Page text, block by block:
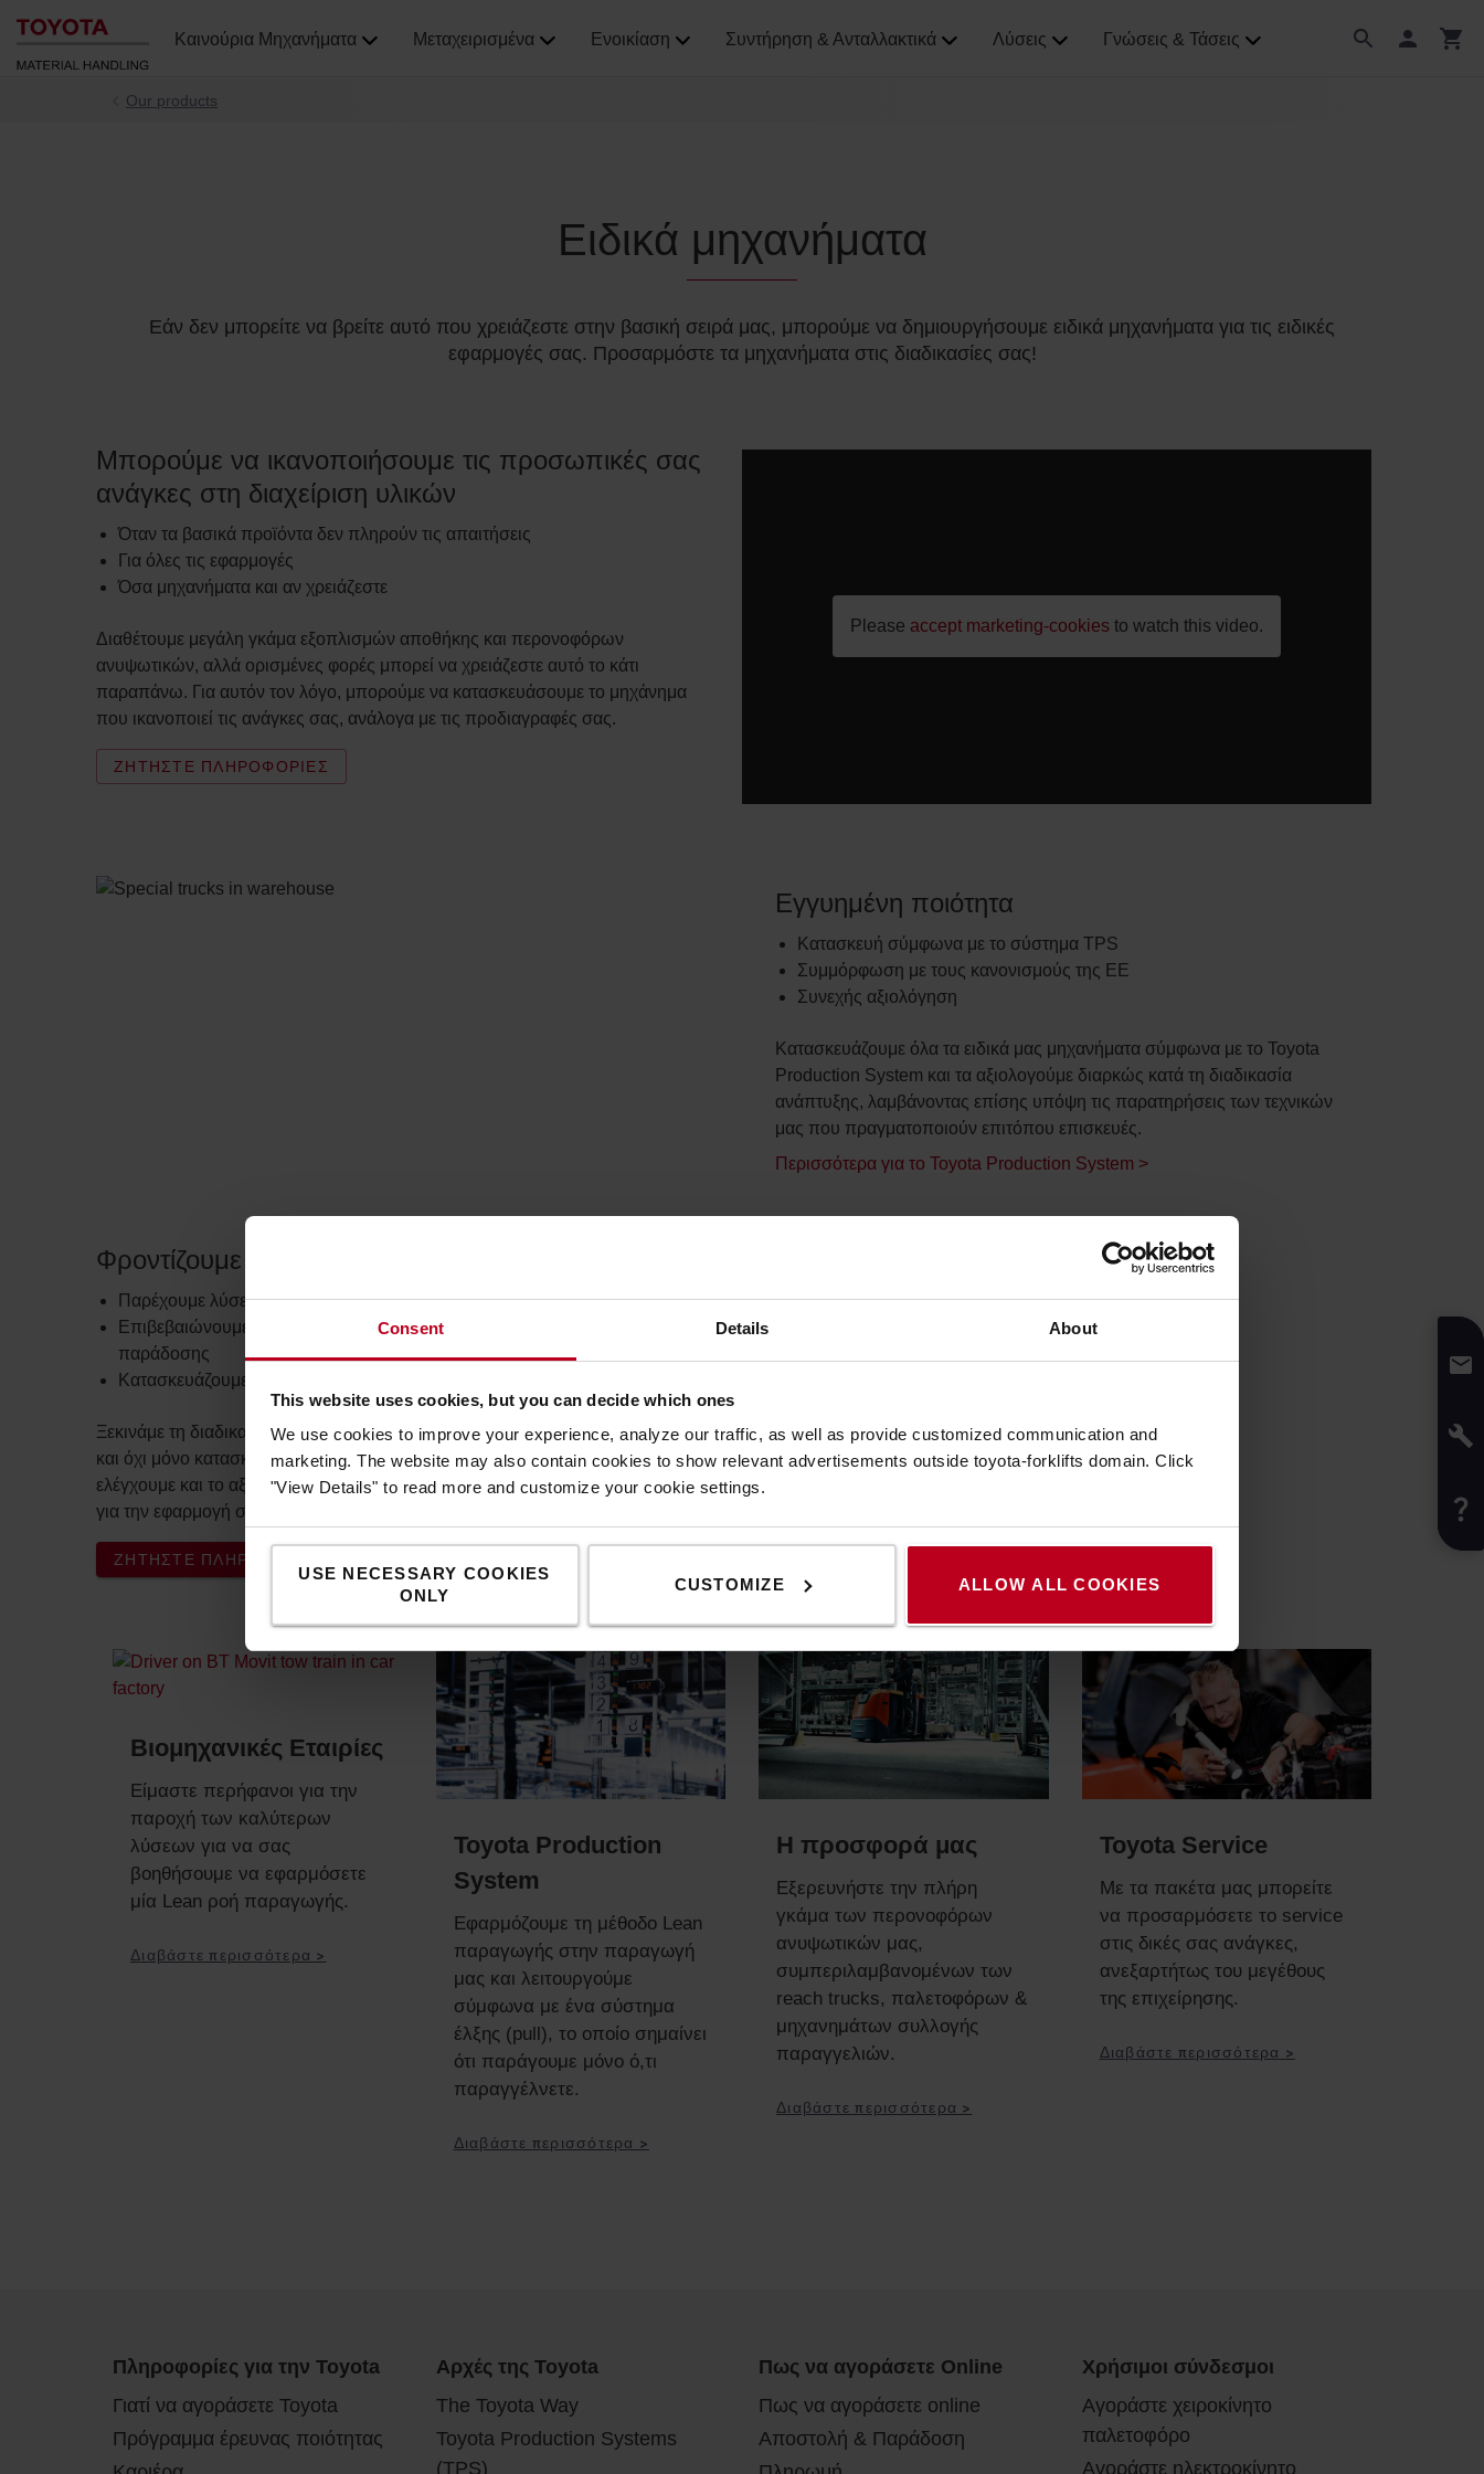
Consent Details About
This website uses cookies, but you can decide which ones
We use cookies to improve your experience, analyze our traffic, as well as provide customized communication and
marketing. The website may also contain cookies to show relevant advertisements outside toyota-forklifts domain. Click
"View Details" to read more and customize your cookie settings.
USE NECESSARY COOKIES
ONLY
CUSTOMIZE ALLOW ALL COOKIES
Καινούρια Μηχανήματα Μεταχειρισμένα Ενοικίαση Συντήρηση & Ανταλλακτικά Λύσεις Γνώσεις & Τάσεις
Our products
Ειδικά μηχανήματα
Εάν δεν μπορείτε να βρείτε αυτό που χρειάζεστε στην βασική σειρά μας, μπορούμε να δημιουργήσουμε ειδικά μηχανήματα για τις ειδικές
εφαρμογές σας. Προσαρμόστε τα μηχανήματα στις διαδικασίες σας!
Please accept marketing-cookies to watch this video.
Μπορούμε να ικανοποιήσουμε τις προσωπικές σας
ανάγκες στη διαχείριση υλικών
Όταν τα βασικά προϊόντα δεν πληρούν τις απαιτήσεις
Για όλες τις εφαρμογές
Όσα μηχανήματα και αν χρειάζεστε
Διαθέτουμε μεγάλη γκάμα εξοπλισμών αποθήκης και περονοφόρων
ανυψωτικών, αλλά ορισμένες φορές μπορεί να χρειάζεστε αυτό το κάτι
παραπάνω. Για αυτόν τον λόγο, μπορούμε να κατασκευάσουμε το μηχάνημα
που ικανοποιεί τις ανάγκες σας, ανάλογα με τις προδιαγραφές σας.
ΖΗΤΗΣΤΕ ΠΛΗΡΟΦΟΡΙΕΣ
Εγγυημένη ποιότητα
Κατασκευή σύμφωνα με το σύστημα TPS
Συμμόρφωση με τους κανονισμούς της ΕΕ
Συνεχής αξιολόγηση
Κατασκευάζουμε όλα τα ειδικά μας μηχανήματα σύμφωνα με το Toyota
Production System και τα αξιολογούμε διαρκώς κατά τη διαδικασία
ανάπτυξης, λαμβάνοντας επίσης υπόψη τις παρατηρήσεις των τεχνικών
μας που πραγματοποιούν επιτόπου επισκευές.
Περισσότερα για το Toyota Production System >
Φροντίζουμε κάθε βήμα της διαδικασίας
Παρέχουμε λύσεις για εφαρμογές
Επιβεβαιώνουμε εάν είναι εφικτή η κατασκευή, την τιμή και τον χρόνο
παράδοσης
Κατασκευάζουμε τα μηχανήματα από την αρχή έως το τέλος
Ξεκινάμε τη διαδικασία, λαμβάνουμε υπόψη όλους τους σχετικούς παράγοντες
και όχι μόνο κατασκευάζουμε το προσαρμοσμένο σας μηχάνημα αλλά το
ελέγχουμε και το αξιολογούμε πλήρως για να βεβαιωθούμε ότι είναι κατάλληλο
για την εφαρμογή σας.
ΖΗΤΗΣΤΕ ΠΛΗΡΟΦΟΡΙΕΣ
Βιομηχανικές Εταιρίες
Είμαστε περήφανοι για την
παροχή των καλύτερων
λύσεων για να σας
βοηθήσουμε να εφαρμόσετε
μία Lean ροή παραγωγής.
Διαβάστε περισσότερα >
Toyota Production
System
Εφαρμόζουμε τη μέθοδο Lean
παραγωγής στην παραγωγή
μας και λειτουργούμε
σύμφωνα με ένα σύστημα
έλξης (pull), το οποίο σημαίνει
ότι παράγουμε μόνο ό,τι
παραγγέλνετε.
Διαβάστε περισσότερα >
Η προσφορά μας
Εξερευνήστε την πλήρη
γκάμα των περονοφόρων
ανυψωτικών μας,
συμπεριλαμβανομένων των
reach trucks, παλετοφόρων &
μηχανημάτων συλλογής
παραγγελιών.
Διαβάστε περισσότερα >
Toyota Service
Με τα πακέτα μας μπορείτε
να προσαρμόσετε το service
στις δικές σας ανάγκες,
ανεξαρτήτως του μεγέθους
της επιχείρησης.
Διαβάστε περισσότερα >
Πληροφορίες για την Toyota
Γιατί να αγοράσετε Toyota
Πρόγραμμα έρευνας ποιότητας
Αρχές της Toyota
The Toyota Way
Toyota Production Systems
(TPS)
Πως να αγοράσετε Online
Πως να αγοράσετε online
Αποστολή & Παράδοση
Χρήσιμοι σύνδεσμοι
Αγοράστε χειροκίνητο
παλετοφόρο
Αγοράστε ηλεκτροκίνητο